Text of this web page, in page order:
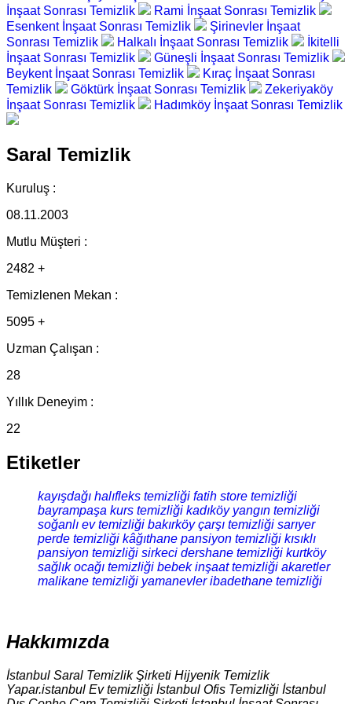
İnşaat Sonrası Temizlik
Rami İnşaat Sonrası Temizlik
Esenkent İnşaat Sonrası Temizlik
Şirinevler İnşaat
Sonrası Temizlik
Halkalı İnşaat Sonrası Temizlik
İkitelli
İnşaat Sonrası Temizlik
Güneşli İnşaat Sonrası Temizlik
Beykent İnşaat Sonrası Temizlik
Kıraç İnşaat Sonrası
Temizlik
Göktürk İnşaat Sonrası Temizlik
Zekeriyaköy
İnşaat Sonrası Temizlik
Hadımköy İnşaat Sonrası Temizlik
Saral Temizlik
Kuruluş :
08.11.2003
Mutlu Müşteri :
2482 +
Temizlenen Mekan :
5095 +
Uzman Çalışan :
28
Yıllık Deneyim :
22
Etiketler
kayışdağı halıfleks temizliği fatih store temizliği
bayrampaşa kurs temizliği kadıköy yangın temizliği
soğanlı ev temizliği bakırköy çarşı temizliği sarıyer
perde temizliği kâğıthane pansiyon temizliği kısıklı
pansiyon temizliği sirkeci dershane temizliği kurtköy
sağlık ocağı temizliği bebek inşaat temizliği akaretler
malikane temizliği yamanevler ibadethane temizliği
Hakkımızda
İstanbul Saral Temizlik Şirketi Hijyenik Temizlik
Yapar.istanbul Ev temizliği İstanbul Ofis Temizliği İstanbul